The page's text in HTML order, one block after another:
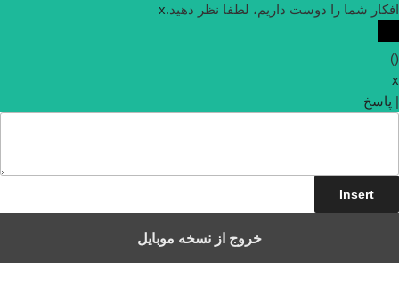
افکار شما را دوست داریم، لطفا نظر دهید.x
(
)
x
| پاسخ
Insert
خروج از نسخه موبایل